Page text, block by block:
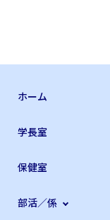
ホーム
学長室
保健室
部活／係